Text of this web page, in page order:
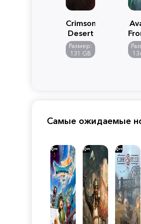
Crimson
Desert
Размер:
131 GB
Самые ожидаемые